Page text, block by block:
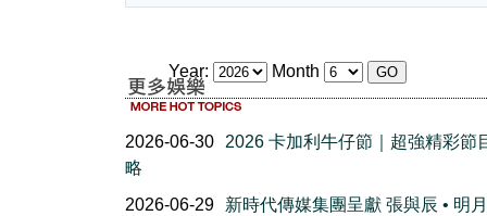
Year: Month
2026-06-30
2026 卡加利牛仔節｜超強精彩節
略
2026-06-29
新時代傳媒集團呈獻 張與辰 • 明